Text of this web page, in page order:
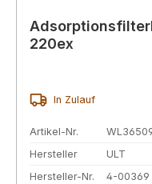
220ex
In Zulauf
Artikel-Nr.
Hersteller
ULT
Hersteller-Nr.
4-00369